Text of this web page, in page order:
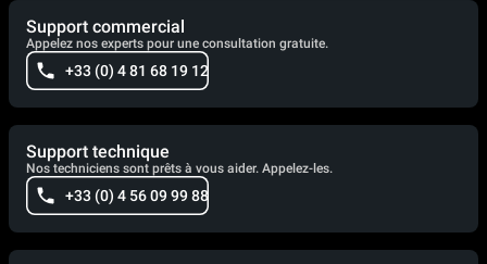
Support commercial
Appelez nos experts pour une consultation gratuite.
+33 (0) 4 81 68 19 12
Support technique
Nos techniciens sont prêts à vous aider. Appelez-les.
+33 (0) 4 56 09 99 88